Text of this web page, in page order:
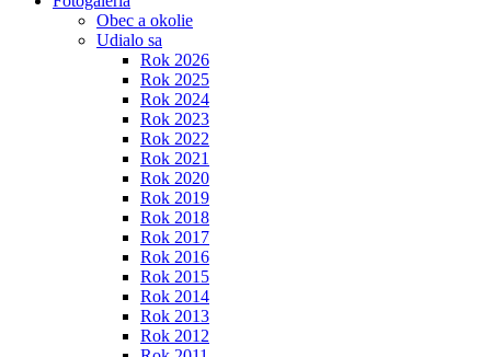
Obec a okolie
Udialo sa
Rok 2026
Rok 2025
Rok 2024
Rok 2023
Rok 2022
Rok 2021
Rok 2020
Rok 2019
Rok 2018
Rok 2017
Rok 2016
Rok 2015
Rok 2014
Rok 2013
Rok 2012